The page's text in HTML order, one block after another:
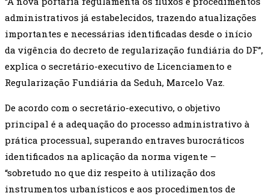
administrativos já estabelecidos, trazendo atualizações
importantes e necessárias identificadas desde o início
da vigência do decreto de regularização fundiária do DF”,
explica o secretário-executivo de Licenciamento e
Regularização Fundiária da Seduh, Marcelo Vaz.
De acordo com o secretário-executivo, o objetivo
principal é a adequação do processo administrativo à
prática processual, superando entraves burocráticos
identificados na aplicação da norma vigente –
“sobretudo no que diz respeito à utilização dos
instrumentos urbanísticos e aos procedimentos de